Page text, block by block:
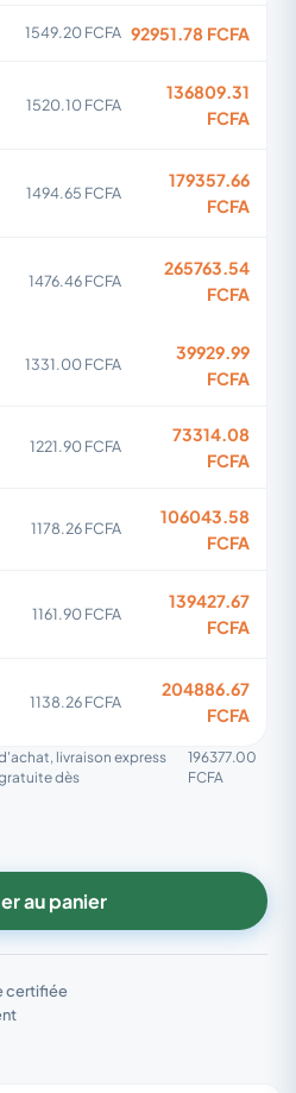
1549.20 FCFA 92951.78 FCFA
1520.10 FCFA
136809.31
FCFA
1494.65 FCFA
179357.66
FCFA
1476.46 FCFA
265763.54
FCFA
1331.00 FCFA
39929.99
FCFA
1221.90 FCFA
73314.08
FCFA
1178.26 FCFA
106043.58
FCFA
1161.90 FCFA
139427.67
FCFA
1138.26 FCFA
204886.67
FCFA
livraison express
dès
196377.00
FCFA
au panier
certifiée